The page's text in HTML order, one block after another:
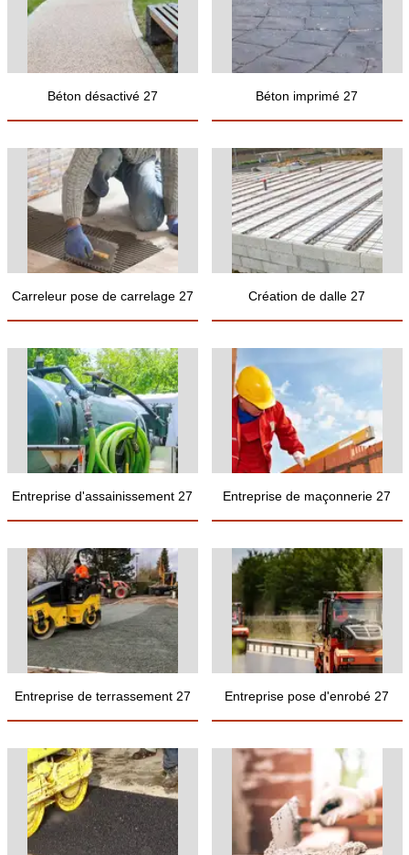
Béton désactivé 27 Béton imprimé 27
Carreleur pose de carrelage 27 Création de dalle 27
Entreprise d'assainissement 27 Entreprise de maçonnerie 27
Entreprise de terrassement 27 Entreprise pose d'enrobé 27